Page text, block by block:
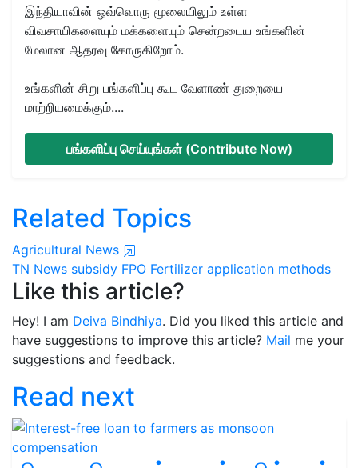
இந்தியாவின் ஒவ்வொரு மூலையிலும் உள்ள
விவசாயிகளையும் மக்களையும் சென்றடைய உங்களின்
மேலான ஆதரவு கோருகிறோம்.
உங்களின் சிறு பங்களிப்பு கூட வேளாண் துறையை
மாற்றியமைக்கும்....
பங்களிப்பு செய்யுங்கள் (Contribute Now)
Related Topics
Agricultural News
TN News subsidy FPO Fertilizer application methods
Like this article?
Hey! I am Deiva Bindhiya. Did you liked this article and
have suggestions to improve this article? Mail me your
suggestions and feedback.
Read next